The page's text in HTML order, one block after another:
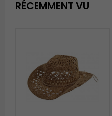
RÉCEMMENT VU